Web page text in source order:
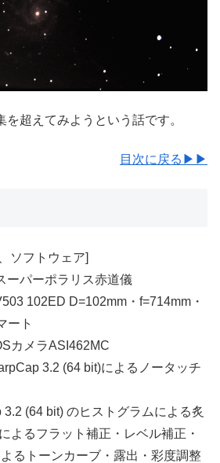
超えてみようという話です。
目次に戻る▶▶
ソフトウェア]
ーパーポラリス赤道儀
102ED D=102mm・f=714mm・
ート
カメラASI462MC
3.2 (64 bit)によるノータッチ
(64 bit) のヒストグラムによる炙
よるフラット補正・レベル補正・
るトーンカーブ・露出・彩度調整